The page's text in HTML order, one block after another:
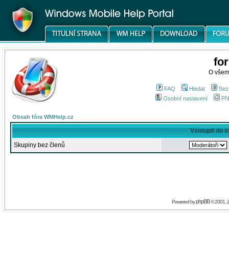
O
FAQ Hledat
Osobní nastavení
Obsah fóra WMHelp.cz
Vstoupit do
Skupiny bez členů
Powered byphpBB© 2001,